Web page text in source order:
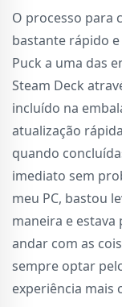
O processo para
bastante rápido
Puck a uma das
Steam Deck
incluído na
atualização
quando
imediato sem
meu PC, bastou
maneira e estava
andar com as
sempre optar
experiência mais